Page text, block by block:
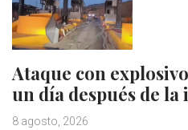
Ataque con
un día después de
8 agosto, 2026